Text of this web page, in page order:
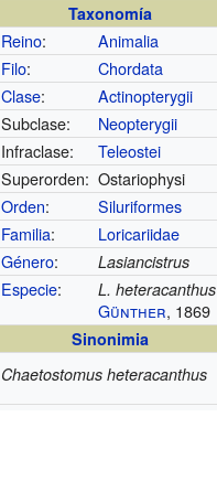
Taxonomía
Reino:
Animalia
Filo:
Chordata
Clase:
Actinopterygii
Subclase:
Neopterygii
Infraclase:
Teleostei
Superorden: Ostariophysi
Orden:
Siluriformes
Familia:
Loricariidae
Género: Lasiancistrus
Especie: L. heteracanthus
Günther, 1869
Sinonimia
Chaetostomus heteracanthus